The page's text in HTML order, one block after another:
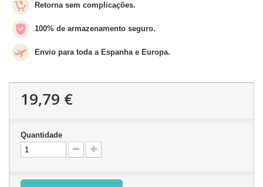
Retorna sem complicações.
100% de armazenamento seguro.
Envio para toda a Espanha e Europa.
19,79 €
Quantidade